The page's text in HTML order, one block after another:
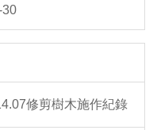
30
修剪樹木施作紀錄